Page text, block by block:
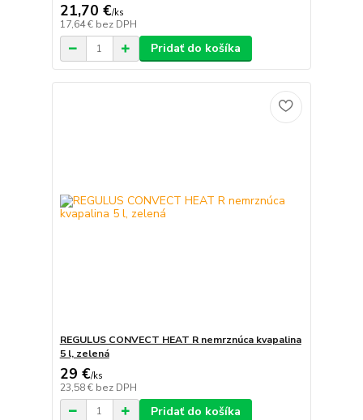
21,70 €/ks
17,64 € bez DPH
Pridať do košíka
REGULUS CONVECT HEAT R nemrznúca kvapalina
5 l, zelená
29 €/ks
23,58 € bez DPH
Pridať do košíka